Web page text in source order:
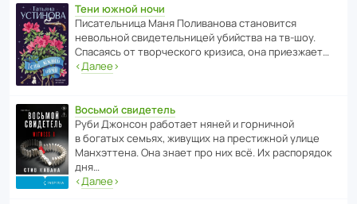
Тени южной ночи
Писа­тель­ница Маня Поли­ва­нова стано­вится
невольной свиде­тель­ницей убийства на тв-шоу.
Спасаясь от твор­че­с­кого кризиса, она приезжает…
‹Далее›
Восьмой свидетель
Руби Джонсон рабо­тает няней и горни­чной
в богатых семьях, живущих на прес­ти­жной улице
Манх­эт­тена. Она знает про них всё. Их распо­рядок
дня…
‹Далее›